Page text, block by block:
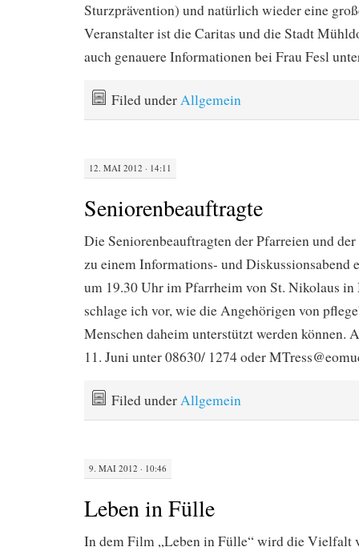
Sturzprävention) und natürlich wieder eine
Veranstalter ist die Caritas und die Stadt
auch genauere Informationen bei Frau Fesl
Filed underAllgemein
12. MAI 2012 · 14:11
Seniorenbeauftragte
Die Seniorenbeauftragten der Pfarreien und
zu einem Informations- und Diskussionsabend
um 19.30 Uhr im Pfarrheim von St. Nikolaus
schlage ich vor, wie die Angehörigen von
Menschen daheim unterstützt werden können.
11. Juni unter 08630/ 1274 oder
Filed underAllgemein
9. MAI 2012 · 10:46
Leben in Fülle
In dem Film „Leben in Fülle“ wird die Vielfalt